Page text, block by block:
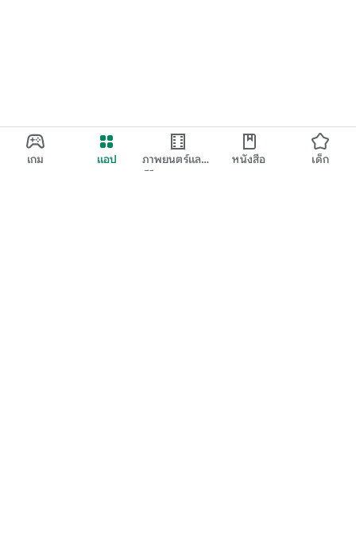
เกม แอป
ภาพยนตร์และ
ทีวี
หนังสือ เด็ก